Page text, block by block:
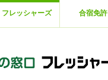
フレッシャーズ 合宿免許